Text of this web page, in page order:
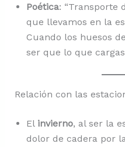
Poética: “Transporte
que llevamos en la
Cuando los huesos
ser que lo que cargas
Relación con las
El invierno, al ser la
dolor de cadera por